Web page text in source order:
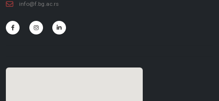
info@f.bg.ac.rs